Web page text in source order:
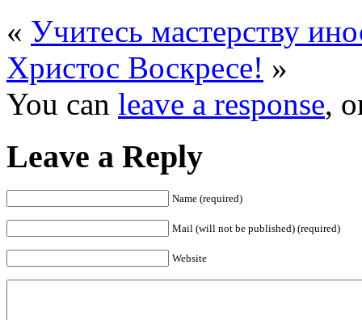
« Учитесь мастерству
Христос Воскресе! »
You can leave a response,
Leave a Reply
Name (required)
Mail (will not be published) (required)
Website